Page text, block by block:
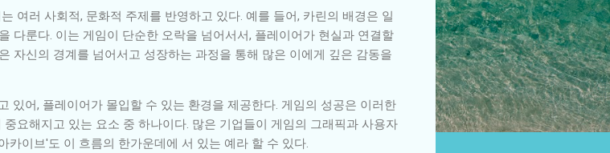
여러 사회적, 문화적 주제를 반영하고 있다. 예를 들어, 카린의 배경은 일
다룬다. 이는 게임이 단순한 오락을 넘어서서, 플레이어가 현실과 연결할
자신의 경계를 넘어서고 성장하는 과정을 통해 많은 이에게 깊은 감동을
있어, 플레이어가 몰입할 수 있는 환경을 제공한다. 게임의 성공은 이러한
요해지고 있는 요소 중 하나이다. 많은 기업들이 게임의 그래픽과 사용자
이브'도 이 흐름의 한가운데에 서 있는 예라 할 수 있다.